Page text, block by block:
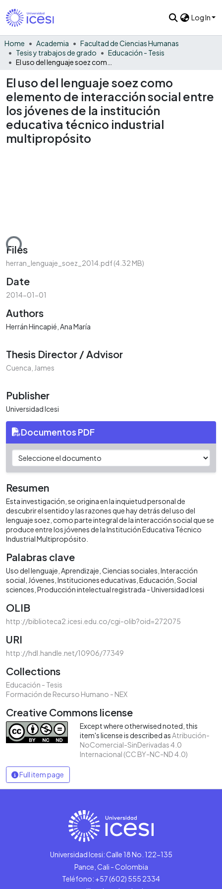
Log In
Home Academia
Facultad de Ciencias Humanas
Tesis y trabajos de grado
Educación - Tesis
El uso del lenguaje soez como
elemento de interacción social entre
los jóvenes de la institución
educativa técnico industrial
multipropósito
Files
herran_lenguaje_soez_2014.pdf(4.32 MB)
Date
2014-01-01
Authors
Herrán Hincapié, Ana María
Thesis Director / Advisor
Cuenca, James
Publisher
Universidad Icesi
Documentos PDF
Resumen
Esta investigación, se origina en la inquietud personal de
descubrir el sentido y las razones que hay detrás del uso del
lenguaje soez, como parte integral de la interacción social que se
produce entre los jóvenes de la Institución Educativa Técnico
Industrial Multipropósito.
Palabras clave
Uso del lenguaje Aprendizaje Ciencias sociales Interacción
social Jóvenes Instituciones educativas Educación Social
sciences Producción intelectual registrada - Universidad Icesi
OLIB
http://biblioteca2.icesi.edu.co/cgi-olib?oid=272075
URI
http://hdl.handle.net/10906/77349
Collections
Educación - Tesis
Formación de Recurso Humano - NEX
Creative Commons license
Except where otherwised noted, this
item's license is described asAtribución-
NoComercial-SinDerivadas 4.0
Internacional (CC BY-NC-ND 4.0)
Full item page
Universidad Icesi: Calle 18 No. 122-135
Pance, Cali - Colombia
Teléfono: +57 (602) 555 2334